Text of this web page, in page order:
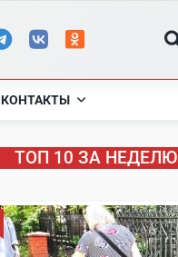
КОНТАКТЫ
ТОП 10 ЗА НЕДЕЛЮ